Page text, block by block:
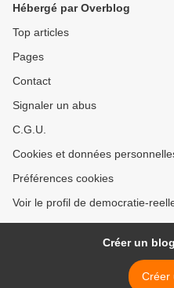
Hébergé par Overblog
Top articles
Pages
Contact
Signaler un abus
C.G.U.
Cookies et données
Préférences cookies
Voir le profil de democratie-
Créer un
Créer